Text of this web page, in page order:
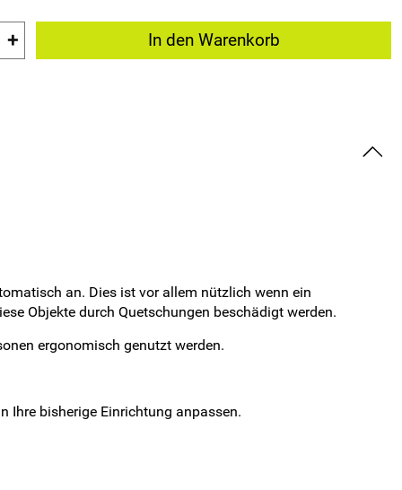
+ In den Warenkorb
an. Dies ist vor allem nützlich wenn ein
Objekte durch Quetschungen beschädigt werden.
ergonomisch genutzt werden.
Ihre bisherige Einrichtung anpassen.